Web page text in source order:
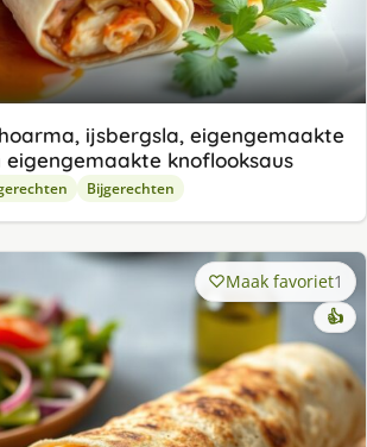
ijsbergsla, eigengemaakte
eigengemaakte knoflooksaus
Bijgerechten
Maak favoriet1
👍